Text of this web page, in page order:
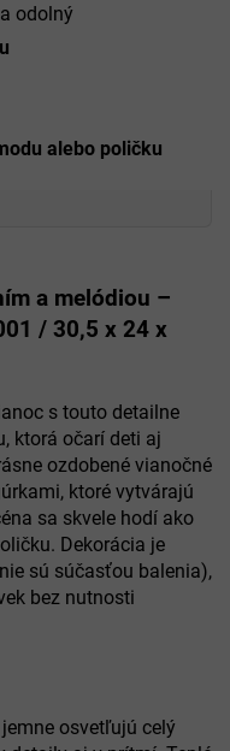
odolný
alebo poličku
a melódiou –
/ 30,5 x 24 x
s touto detailne
ktorá očarí deti aj
ozdobené vianočné
ktoré vytvárajú
sa skvele hodí ako
Dekorácia je
sú súčasťou balenia),
bez nutnosti
osvetľujú celý